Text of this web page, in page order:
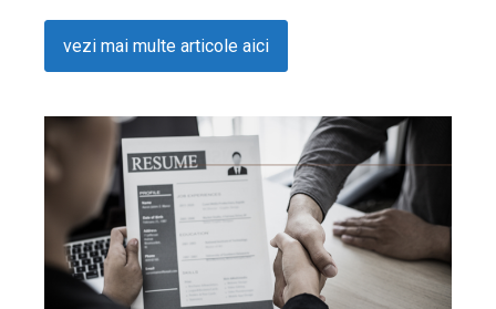
vezi mai multe articole aici